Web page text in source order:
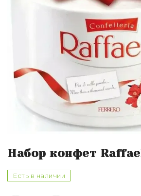
Набор конфет
Есть в наличии